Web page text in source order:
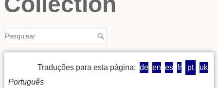
Traduções para esta página: de en es fr pt
uk
Português